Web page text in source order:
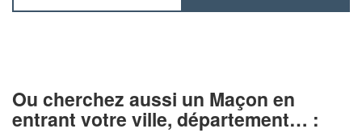
Ou cherchez aussi un Maçon en
entrant votre ville, département… :